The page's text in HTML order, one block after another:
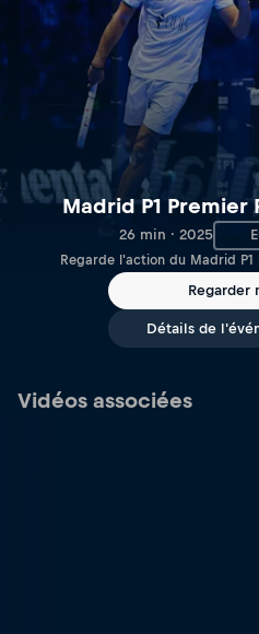
Madrid P1 Premier
26 min · 2025
Regarde l'action du Madrid P1
Regarder
Détails de
Vidéos associées